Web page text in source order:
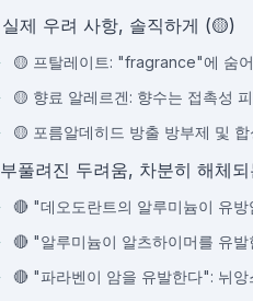
실제 우려 사항, 솔직하게 (🟡)
🟡 프탈레이트: "fragrance"에 숨
🟡 향료 알레르겐: 향수는 접촉성
🟡 포름알데히드 방출 방부제 및 합
부풀려진 두려움, 차분히 해체
🔴 "데오도란트의 알루미늄이 유
🔴 "알루미늄이 알츠하이머를 유
🔴 "파라벤이 암을 유발한다": 뉘